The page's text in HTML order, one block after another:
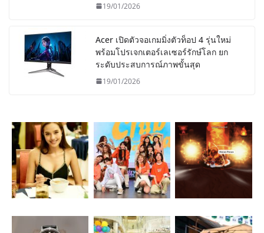
19/01/2026
Acer เปิดตัวจอเกมมิ่งตัวท็อป 4 รุ่นใหม่
พร้อมโปรเจกเตอร์เลเซอร์รักษ์โลก ยก
ระดับประสบการณ์ภาพขั้นสุด
19/01/2026